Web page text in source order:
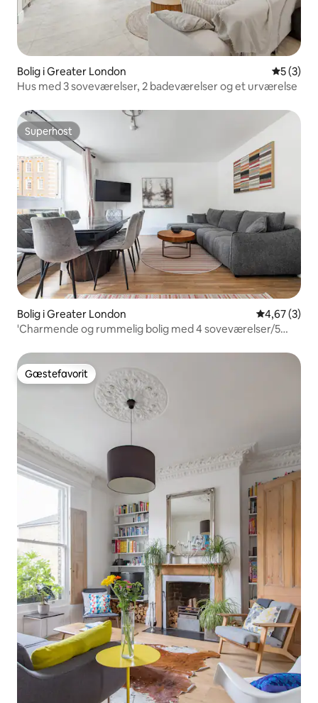
Bolig i Greater London 5 ud af 5
5 (3)
Hus med 3 soveværelser, 2 badeværelser og et urværelse
Superhost
Superhost
Bolig i Greater London 4,67 ud af 5
4,67 (3)
'Charmende og rummelig bolig med 4 soveværelser/5
Gæstefavorit
Gæstefavorit